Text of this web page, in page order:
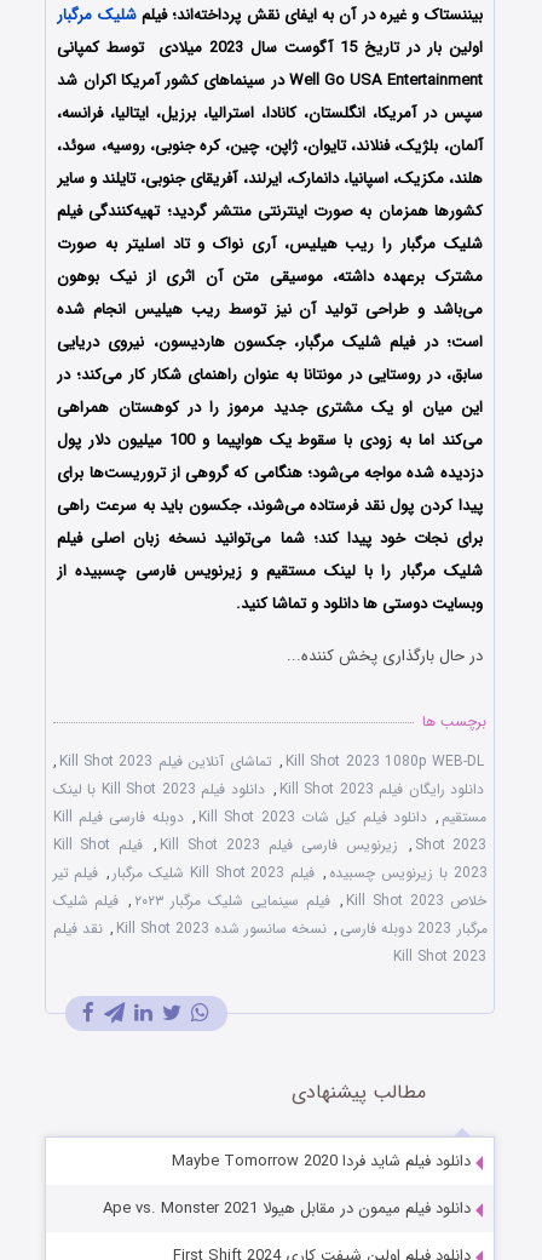
بیننستاک و غیره در آن به ایفای نقش پرداخته‌اند؛ فیلمشلیک مرگبار
اولین بار در تاریخ 15 آگوست سال 2023 میلادی توسط کمپانی‌
Well Go USA Entertainment در سینماهای کشور آمریکا اکران شد
سپس در آمریکا، انگلستان، کانادا، استرالیا، برزیل، ایتالیا، فرانسه،
آلمان، بلژیک، فنلاند، تایوان، ژاپن، چین، کره جنوبی، روسیه، سوئد،
هلند، مکزیک، اسپانیا، دانمارک، ایرلند، آفریقای جنوبی، تایلند و سایر
کشورها همزمان به صورت اینترنتی منتشر گردید؛ تهیه‌کنندگی فیلم
شلیک مرگبار را ریب هیلیس، آری نواک و تاد اسلیتر به صورت
مشترک برعهده داشته، موسیقی متن آن اثری از نیک بوهون
می‌باشد و طراحی تولید آن نیز توسط ریب هیلیس انجام شده
است؛ در فیلم شلیک مرگبار، جکسون هاردیسون، نیروی دریایی
سابق، در روستایی در مونتانا به عنوان راهنمای شکار کار می‌کند؛ در
این میان او یک مشتری جدید مرموز را در کوهستان همراهی
می‌کند اما به زودی با سقوط یک هواپیما و 100 میلیون دلار پول
دزدیده شده مواجه می‌شود؛ هنگامی که گروهی از تروریست‌ها برای
پیدا کردن پول نقد فرستاده می‌شوند، جکسون باید به سرعت راهی
برای نجات خود پیدا کند؛ شما می‌توانید نسخه زبان اصلی فیلم
شلیک مرگبار را با ‌لینک مستقیم و زیرنویس فارسی چسبیده از
وبسایت دوستی ها دانلود و تماشا کنید.
در حال بارگذاری پخش کننده...
برچسب ها
Kill Shot 2023 1080p WEB-DL
, تماشای آنلاین فیلم Kill Shot 2023
,
دانلود رایگان فیلم Kill Shot 2023
,
دانلود فیلم Kill Shot 2023 با لینک
مستقیم , دانلود فیلم کیل شات Kill Shot 2023 ,
دوبله فارسی فیلم Kill
Shot 2023
, زیرنویس فارسی فیلم Kill Shot 2023 ,
فیلم Kill Shot
2023 با زیرنویس چسبیده
, فیلم Kill Shot 2023 شلیک مرگبار , فیلم تیر
خلاص Kill Shot 2023
, فیلم سینمایی شلیک مرگبار ۲۰۲۳ , فیلم شلیک
مرگبار 2023 دوبله فارسی
, نسخه سانسور شده Kill Shot 2023 , نقد فیلم
Kill Shot 2023
مطالب پیشنهادی
دانلود فیلم شاید فردا Maybe Tomorrow 2020
دانلود فیلم میمون در مقابل هیولا Ape vs. Monster 2021